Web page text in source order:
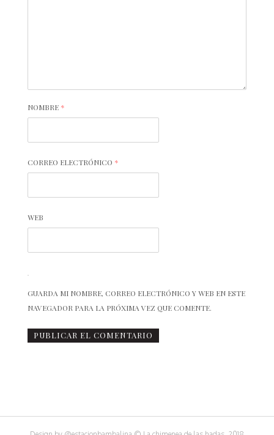
NOMBRE *
CORREO ELECTRÓNICO *
WEB
GUARDA MI NOMBRE, CORREO ELECTRÓNICO Y WEB EN ESTE
NAVEGADOR PARA LA PRÓXIMA VEZ QUE COMENTE.